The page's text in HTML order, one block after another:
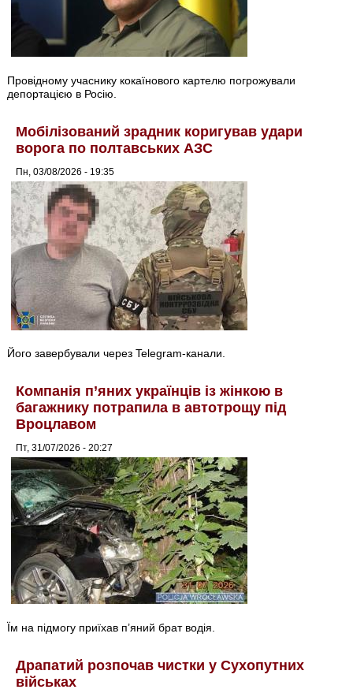
Провідному учаснику кокаїнового картелю погрожували
депортацією в Росію.
Мобілізований зрадник коригував удари
ворога по полтавських АЗС
Пн, 03/08/2026 - 19:35
Його завербували через Telegram-канали.
Компанія п’яних українців із жінкою в
багажнику потрапила в автотрощу під
Вроцлавом
Пт, 31/07/2026 - 20:27
Їм на підмогу приїхав п’яний брат водія.
Драпатий розпочав чистки у Сухопутних
військах